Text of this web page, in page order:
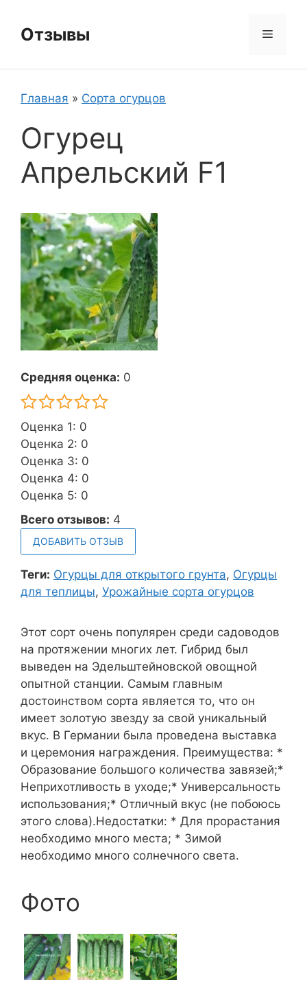
содержимому
Отзывы Меню
Главная » Сорта огурцов
Огурец
Апрельский F1
Средняя оценка: 0
Оценка 1: 0
Оценка 2: 0
Оценка 3: 0
Оценка 4: 0
Оценка 5: 0
Всего отзывов: 4
ДОБАВИТЬ ОТЗЫВ
Теги: Огурцы для открытого грунта, Огурцы
для теплицы, Урожайные сорта огурцов
Этот сорт очень популярен среди садоводов
на протяжении многих лет. Гибрид был
выведен на Эдельштейновской овощной
опытной станции. Самым главным
достоинством сорта является то, что он
имеет золотую звезду за свой уникальный
вкус. В Германии была проведена выставка
и церемония награждения. Преимущества: *
Образование большого количества завязей;*
Неприхотливость в уходе;* Универсальность
использования;* Отличный вкус (не побоюсь
этого слова).Недостатки: * Для прорастания
необходимо много места; * Зимой
необходимо много солнечного света.
Фото